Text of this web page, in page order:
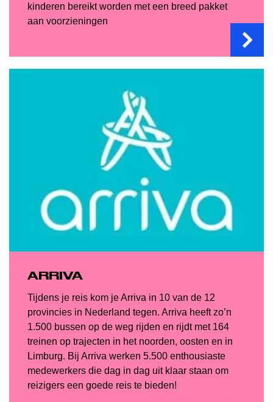
kinderen bereikt worden met een breed pakket
aan voorzieningen
ARRIVA
Tijdens je reis kom je Arriva in 10 van de 12
provincies in Nederland tegen. Arriva heeft zo’n
1.500 bussen op de weg rijden en rijdt met 164
treinen op trajecten in het noorden, oosten en in
Limburg. Bij Arriva werken 5.500 enthousiaste
medewerkers die dag in dag uit klaar staan om
reizigers een goede reis te bieden!